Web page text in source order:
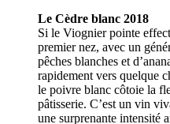
Le Cèdre blanc 2018
Si le Viognier pointe
premier nez, avec un
pêches blanches et
rapidement vers quelque
le poivre blanc côtoie la
pâtisserie. C’est un vin
une surprenante intensité